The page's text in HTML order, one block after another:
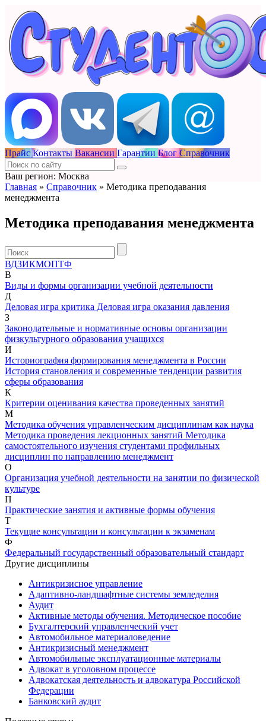
Прайс Контакты Вакансии Гарантии Блог Справочник
Ваш регион: Москва
Главная » Справочник » Методика преподавания
менеджмента
Методика преподавания менеджмента
ВДЗИКМОПТФ
В
Виды и формы организации учебной деятельности
Д
Деловая игра критика Деловая игра оказания давления
З
Законодательные и нормативные основы организации
физкультурного образования учащихся
И
Историография формирования менеджмента в России
История становления и современные тенденции развития
сферы образования
К
Критерии оценивания качества проведенных занятий
М
Методика обучения управленческим дисциплинам как наука
Методика проведения лекционных занятий Методика
самостоятельного изучения студентами профильных
дисциплин по направлению менеджмент
О
Организация учебной деятельности на занятии по физической
культуре
П
Практические занятия и активные формы обучения
Т
Текущие консультации и консультации к экзаменам
Ф
Федеральный государственный образовательный стандарт
Другие дисциплины
Антикризисное управление
Адаптивно-ландшафтные системы земледелия
Аудит
Активные методы обучения. Методическое пособие
Бухгалтерский управленческий учет
Автомобильное материаловедение
Антикризисный менеджмент
Автомобильные эксплуатационные материалы
Адвокат в уголовном процессе
Адвокатская деятельность и адвокатура Российской
Федерации
Банковский аудит